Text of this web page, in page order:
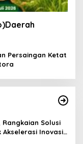
Persaingan Ketat
Rangkaian Solusi
Akselerasi Inovasi